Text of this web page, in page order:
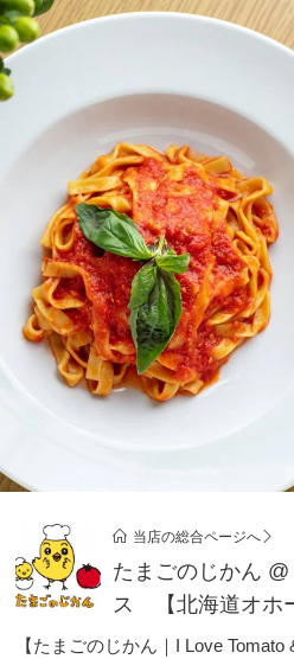
当店の総合ページへ
たまごのじかん
ス 【北海道オホ
【たまごのじかん｜I Love